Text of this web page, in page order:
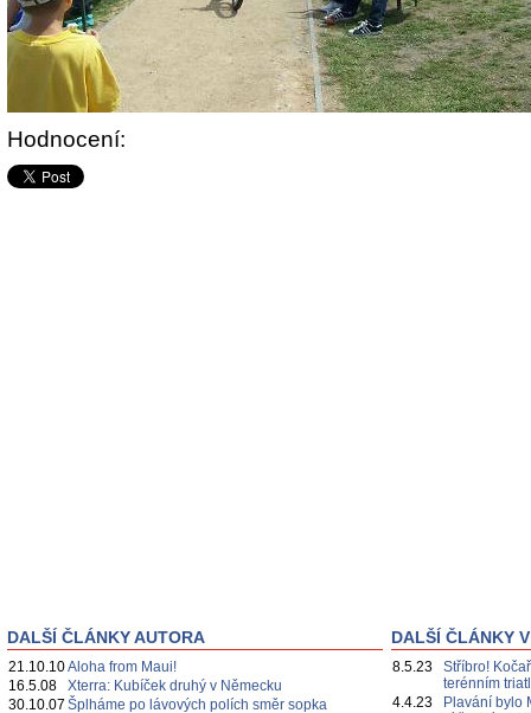
Hodnocení:
DALŠÍ ČLÁNKY AUTORA
21.10.10Aloha from Maui!
16.5.08
Xterra: Kubíček druhý v Německu
30.10.07 Šplháme po lávových polích směr sopka
DALŠÍ ČLÁNKY
8.5.23
Stříbro!
terénním
4.4.23
Plavání bylo